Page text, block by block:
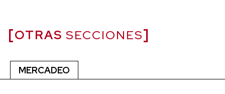
OTRAS SECCIONES
MERCADEO